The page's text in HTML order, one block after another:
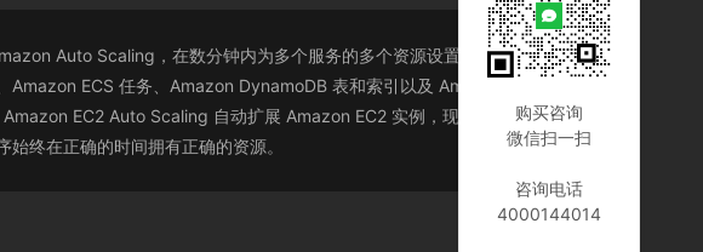
Auto Scaling，在数分钟内为多个服务的多个资源设置应用程序扩展很简
ECS 任务、Amazon DynamoDB 表和索引以及 Amazon Aurora 副
EC2 Auto Scaling 自动扩展 Amazon EC2 实例，现在可以将其与
终在正确的时间拥有正确的资源。
购买咨询
微信扫一扫
咨询电话
4000144014